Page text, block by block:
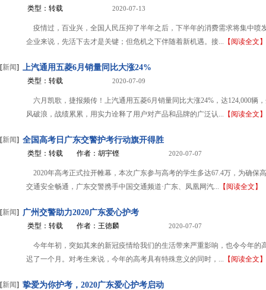
类型：转载 2020-07-13
疫情过，百业兴，全国人民压抑了半年之后，下半年的消费需求将集中喷
企业来说，先活下去才是关键；但危机之下伴随着新机遇。接... 【阅读全文】
[新闻] 上汽通用五菱6月销量同比大涨24%
类型：转载 2020-07-09
六月凯歌，捷报频传！上汽通用五菱6月销量同比大涨24%，达124,000辆
风破浪，战绩累累，用实力诠释了用户对产品和品牌的广泛认... 【阅读全文】
[新闻] 全国高考日广东交警护考行动旗开得胜
类型：转载 作者：胡宇铿 2020-07-07
2020年高考正式拉开帷幕，本次广东参与高考的学生多达67.4万，为确保
交通安全畅通，广东交警携手中国交通频道·广东、凤凰网汽... 【阅读全文】
[新闻] 广州交警助力2020广东爱心护考
类型：转载 作者：王徳麟 2020-07-07
今年年初，突如其来的新冠疫情给我们的生活带来严重影响，也令今年的
迟了一个月。对考生来说，今年的高考具有特殊意义的同时，... 【阅读全文】
[新闻] 挚爱为你护考，2020广东爱心护考启动